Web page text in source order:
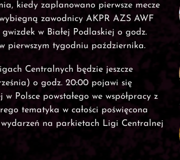
kiedy zaplanowano pierwsze mecze
zawodnicy AKPR AZS AWF
w Białej Podlaskiej o godz.
pierwszym tygodniu października.
Centralnych będzie jeszcze
o godz. 20:00 pojawi się
Polsce powstałego we współpracy z
tematyka w całości poświęcona
na parkietach Ligi Centralnej